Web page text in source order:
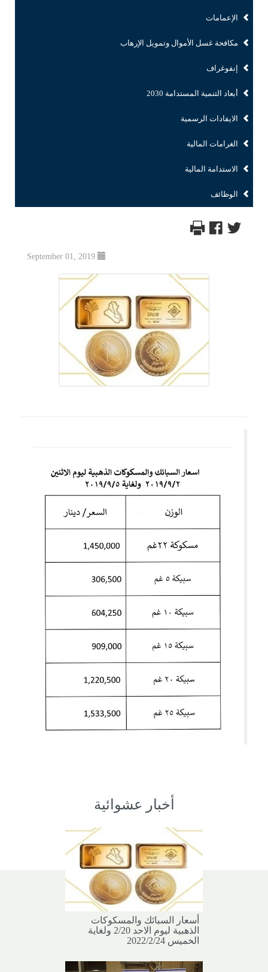
الإعمامات
مكافحة غسل الأموال وتمويل الإرهاب
إنفوغراف
أبعاد التنمية المستدامة 2030
الايفادات الرسمية
الغرامات المالية
الاستدامة المالية
الوظائف
أخبار عشوائية
أسعار السبائك والمسكوكات
الذهبية ليوم الاحد 2/20 ولغاية
الخميس 2022/2/24